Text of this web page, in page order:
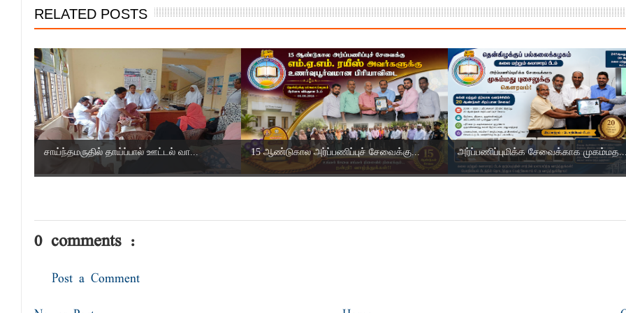
RELATED POSTS
சாய்ந்தமருதில் தாய்ப்பால் ஊட்டல் வா... 15 ஆண்டுகால அர்ப்பணிப்புச் சேவைக்கு... அர்ப்பணிப்புமிக்க சேவைக்காக
0 comments :
Post a Comment